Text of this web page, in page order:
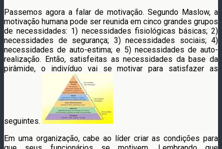
Passemos agora a falar de motivação. Segundo Maslow, a
motivação humana pode ser reunida em cinco grandes grupos
de necessidades: 1) necessidades fisiológicas básicas; 2)
necessidades de segurança; 3) necessidades sociais; 4)
necessidades de auto-estima; e 5) necessidades de auto-
realização. Então, satisfeitas as necessidades da base da
pirâmide, o indivíduo vai se motivar para satisfazer as
seguintes.
Em uma organização, cabe ao líder criar as condições para